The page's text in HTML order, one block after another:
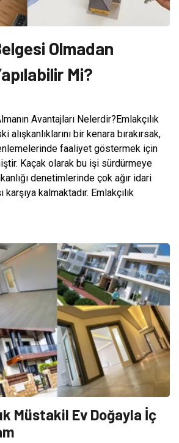
Olmadan
Mi?
Avantajları Nelerdir?Emlakçılık
bir kenara bırakırsak,
faaliyet göstermek için
Kaçak olarak bu işi sürdürmeye
denetimlerinde çok ağır idari
karşıya kalmaktadır. Emlakçılık
Müstakil Ev Doğayla İç